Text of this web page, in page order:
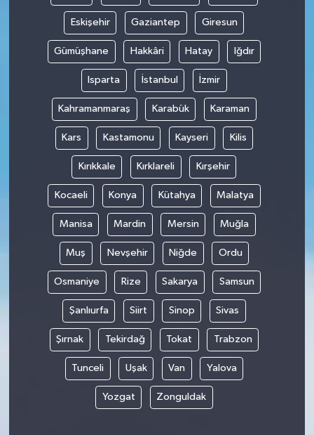
Eskişehir Gaziantep Giresun
Gümüşhane Hakkâri Hatay Iğdır
Isparta İstanbul İzmir
Kahramanmaraş Karabük Karaman
Kars Kastamonu Kayseri Kilis
Kırıkkale Kırklareli Kırşehir
Kocaeli Konya Kütahya Malatya
Manisa Mardin Mersin Muğla
Muş Nevşehir Niğde Ordu
Osmaniye Rize Sakarya Samsun
Şanlıurfa Siirt Sinop Sivas
Şırnak Tekirdağ Tokat Trabzon
Tunceli Uşak Van Yalova
Yozgat Zonguldak